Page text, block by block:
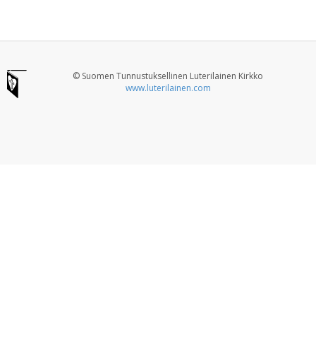
© Suomen Tunnustuksellinen Luterilainen Kirkko
www.luterilainen.com